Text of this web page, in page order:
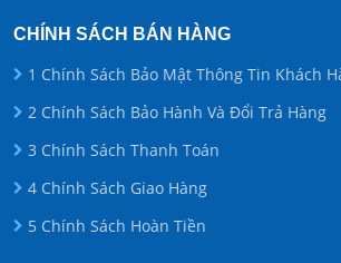
CHÍNH SÁCH BÁN HÀNG
1 Chính Sách Bảo Mật Thông Tin Khách
2 Chính Sách Bảo Hành Và Đổi Trả Hàng
3 Chính Sách Thanh Toán
4 Chính Sách Giao Hàng
5 Chính Sách Hoàn Tiền